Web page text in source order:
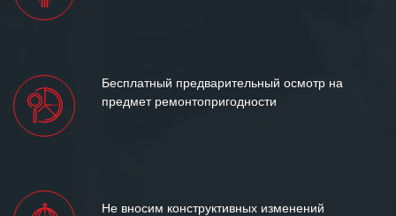
Бесплатный предварительный осмотр на
предмет ремонтопригодности
Не вносим конструктивных изменений